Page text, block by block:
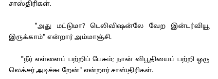
சாஸ்திரிகள்.
"அது மட்டுமா? டெலிவிஷன்லே வேற இன்டர்வியூ
இருக்காம்" என்றார் அம்மாஞ்சி.
"நீர் எள்ளைப் பற்றிப் பேசும்; நான் விபூதியைப் பற்றி ஒரு
லெக்சர் அடிச்சுடறேன்" என்றார் சாஸ்திரிகள்.